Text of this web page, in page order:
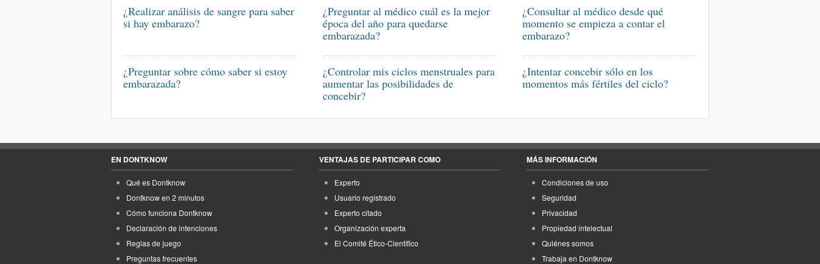
¿Realizar análisis de sangre para saber
si hay embarazo?
¿Preguntar al médico cuál es la mejor
época del año para quedarse
embarazada?
¿Consultar al médico desde qué
momento se empieza a contar el
embarazo?
¿Preguntar sobre cómo saber si estoy
embarazada?
¿Controlar mis ciclos menstruales para
aumentar las posibilidades de
concebir?
¿Intentar concebir sólo en los
momentos más fértiles del ciclo?
EN DONTKNOW
Qué es Dontknow
Dontknow en 2 minutos
Cómo funciona Dontknow
Declaración de intenciones
Reglas de juego
Preguntas frecuentes
VENTAJAS DE PARTICIPAR COMO
Experto
Usuario registrado
Experto citado
Organización experta
El Comité Ético-Científico
MÁS INFORMACIÓN
Condiciones de uso
Seguridad
Privacidad
Propiedad intelectual
Quiénes somos
Trabaja en Dontknow